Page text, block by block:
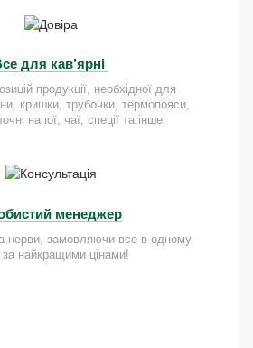
для кав’ярні
продукції, необхідної для
кришки, трубочки, термопояси,
напої, чаї, спеції та інше.
менеджер
нерви, замовляючи все в одному
за найкращими цінами!